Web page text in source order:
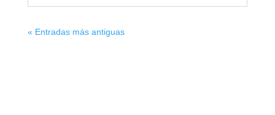
« Entradas más antiguas